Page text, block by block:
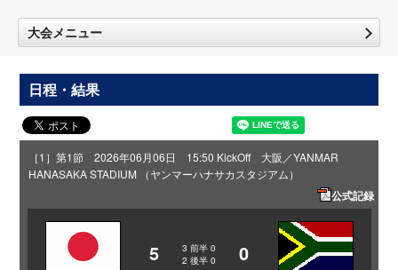
大会メニュー
日程・結果
［1］第1節 2026年06月06日 15:50 KickOff 大阪／YANMAR
HANASAKA STADIUM （ヤンマーハナサカスタジアム）
公式記録
5 3 前半 0
2 後半 0 0